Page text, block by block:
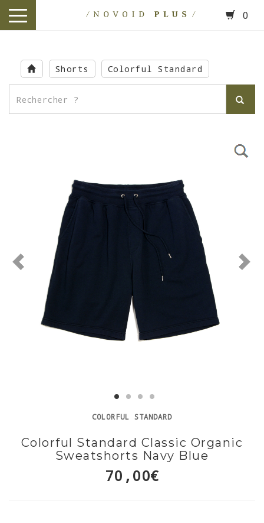
main
content
toggle
0
Shorts Colorful Standard
COLORFUL STANDARD
Colorful Standard Classic Organic
Sweatshorts Navy Blue
70,00€